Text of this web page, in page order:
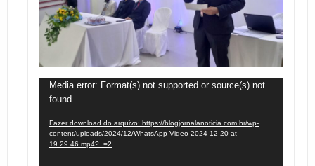
Tocador
de
vídeo
Media error: Format(s) not supported or source(s) not
found
Fazer download do arquivo: https://blogjornalanoticia.com.br/wp-
content/uploads/2024/12/WhatsApp-Video-2024-12-20-at-
19.29.46.mp4?_=2